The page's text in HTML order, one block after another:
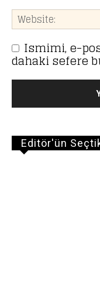
Ismimi, e-
dahaki sefere
Editör'ün